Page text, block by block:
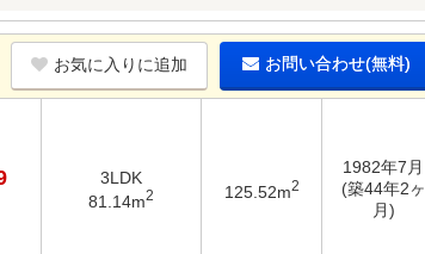
お気に入りに追加 お問い合わせ(無料)
3LDK
81.14m2 125.52m2
1982年7月
(築44年2ヶ
月)